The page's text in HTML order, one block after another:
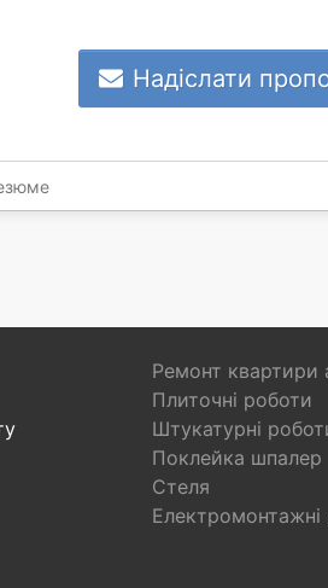
Надіслати
Ремонт квартири
Плиточні роботи
Штукатурні
Поклейка шпалер
Стеля
Електромонтажні